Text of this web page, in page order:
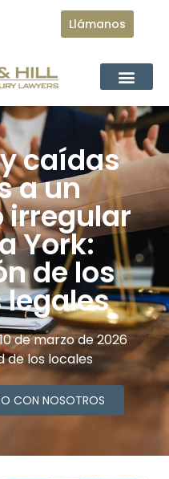
Llámanos
caídas
a un
York:
de los
10 de marzo de 2026
de los locales
CON NOSOTROS